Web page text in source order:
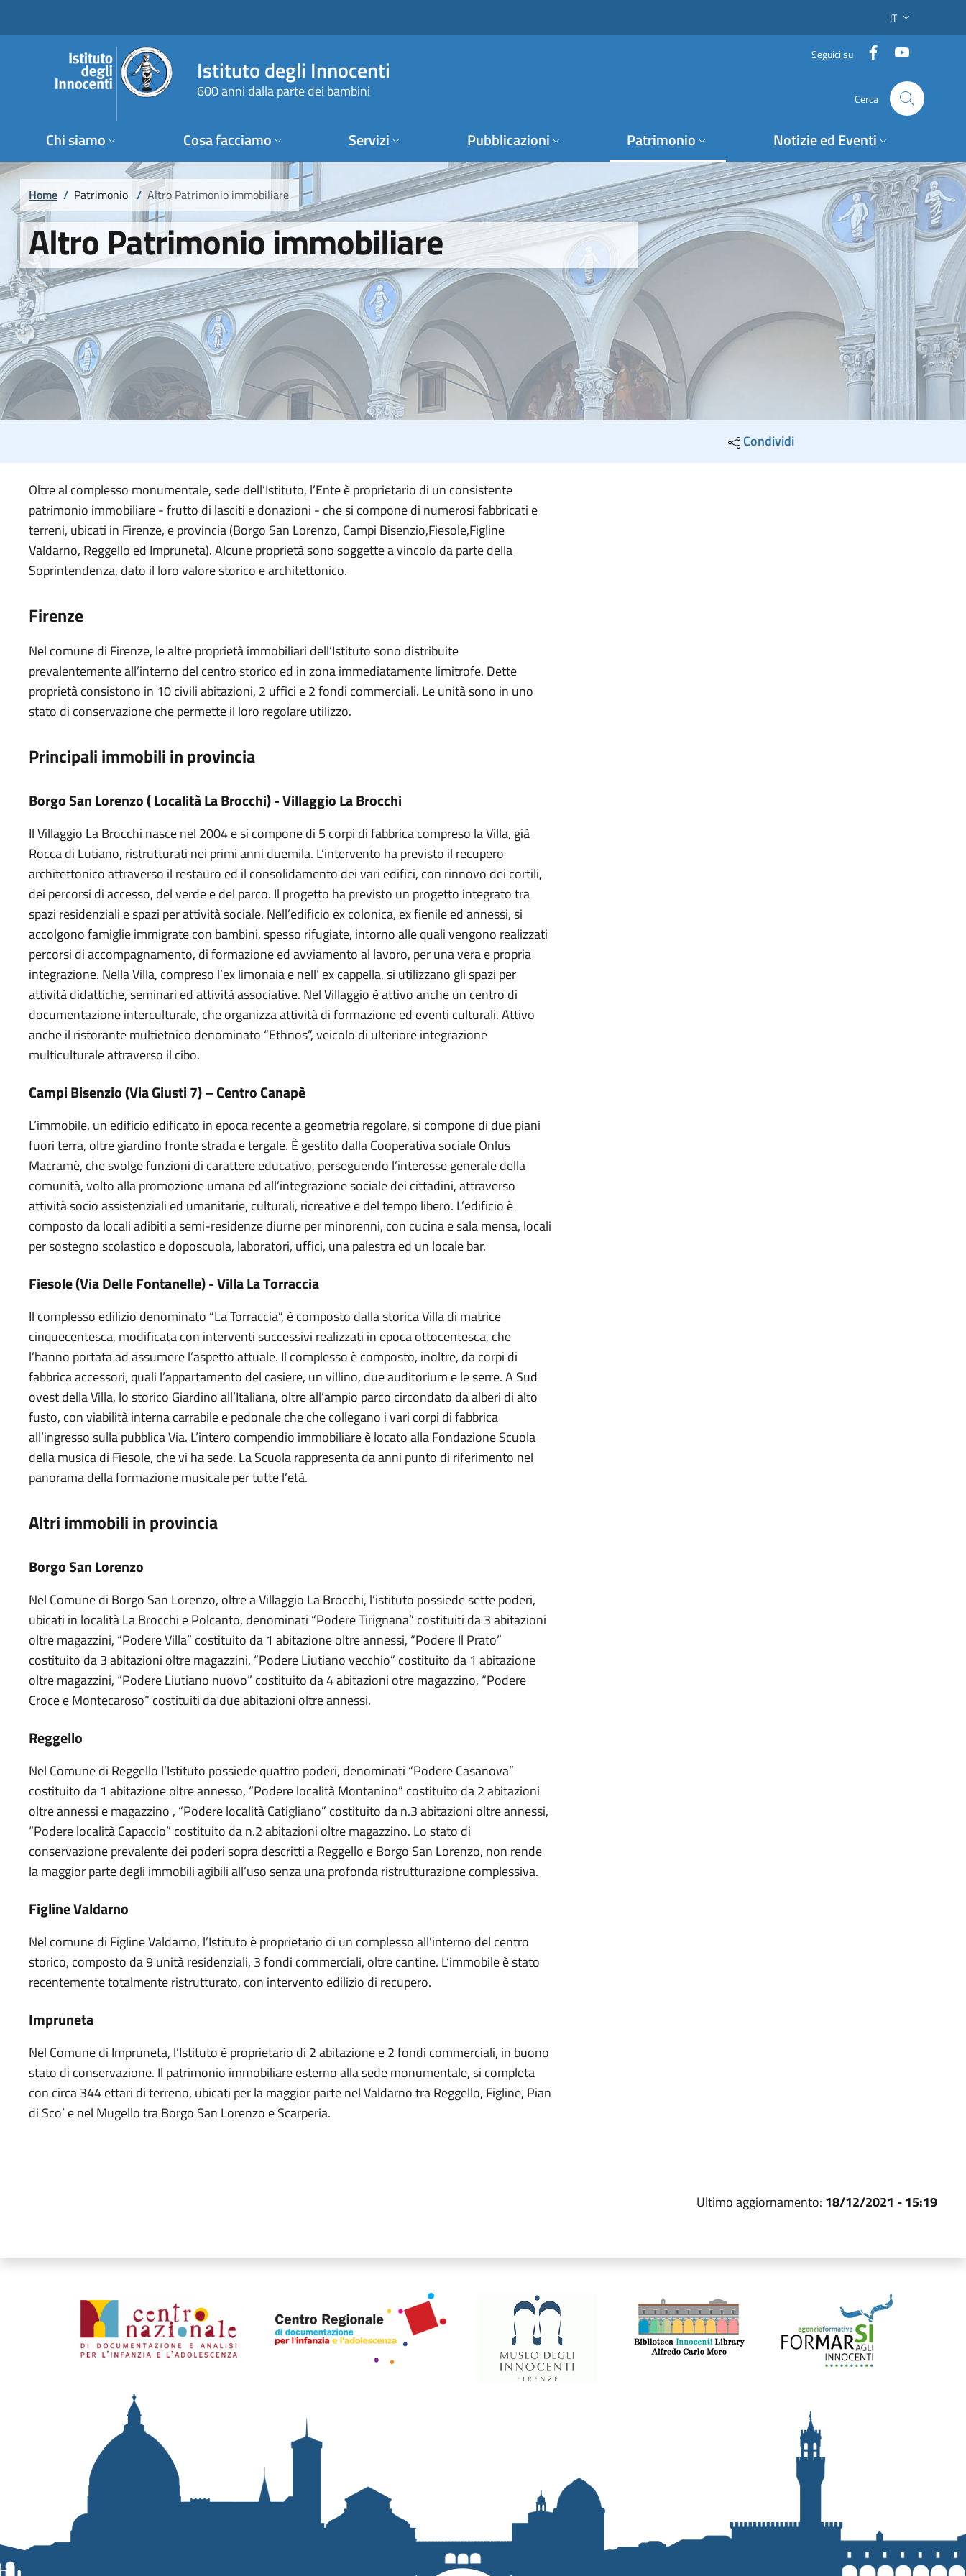
SELETTORE
IT
Istituto degli Innocenti
600 anni dalla parte dei bambini
Seguici su Facebook
Cerca
Chi siamo Cosa facciamo Servizi Pubblicazioni Patrimonio Notizie ed Eventi
Briciole di pane
Home / Patrimonio / Altro Patrimonio immobiliare
Altro Patrimonio immobiliare
Condividi
Oltre al complesso monumentale, sede dell’Istituto, l’Ente è proprietario di un consistente
patrimonio immobiliare - frutto di lasciti e donazioni - che si compone di numerosi fabbricati e
terreni, ubicati in Firenze, e provincia (Borgo San Lorenzo, Campi Bisenzio,Fiesole,Figline
Valdarno, Reggello ed Impruneta). Alcune proprietà sono soggette a vincolo da parte della
Soprintendenza, dato il loro valore storico e architettonico.
Firenze
Nel comune di Firenze, le altre proprietà immobiliari dell’Istituto sono distribuite
prevalentemente all’interno del centro storico ed in zona immediatamente limitrofe. Dette
proprietà consistono in 10 civili abitazioni, 2 uffici e 2 fondi commerciali. Le unità sono in uno
stato di conservazione che permette il loro regolare utilizzo.
Principali immobili in provincia
Borgo San Lorenzo ( Località La Brocchi) - Villaggio La Brocchi
Il Villaggio La Brocchi nasce nel 2004 e si compone di 5 corpi di fabbrica compreso la Villa, già
Rocca di Lutiano, ristrutturati nei primi anni duemila. L’intervento ha previsto il recupero
architettonico attraverso il restauro ed il consolidamento dei vari edifici, con rinnovo dei cortili,
dei percorsi di accesso, del verde e del parco. Il progetto ha previsto un progetto integrato tra
spazi residenziali e spazi per attività sociale. Nell’edificio ex colonica, ex fienile ed annessi, si
accolgono famiglie immigrate con bambini, spesso rifugiate, intorno alle quali vengono realizzati
percorsi di accompagnamento, di formazione ed avviamento al lavoro, per una vera e propria
integrazione. Nella Villa, compreso l’ex limonaia e nell’ ex cappella, si utilizzano gli spazi per
attività didattiche, seminari ed attività associative. Nel Villaggio è attivo anche un centro di
documentazione interculturale, che organizza attività di formazione ed eventi culturali. Attivo
anche il ristorante multietnico denominato “Ethnos”, veicolo di ulteriore integrazione
multiculturale attraverso il cibo.
Campi Bisenzio (Via Giusti 7) – Centro Canapè
L’immobile, un edificio edificato in epoca recente a geometria regolare, si compone di due piani
fuori terra, oltre giardino fronte strada e tergale. È gestito dalla Cooperativa sociale Onlus
Macramè, che svolge funzioni di carattere educativo, perseguendo l’interesse generale della
comunità, volto alla promozione umana ed all’integrazione sociale dei cittadini, attraverso
attività socio assistenziali ed umanitarie, culturali, ricreative e del tempo libero. L’edificio è
composto da locali adibiti a semi-residenze diurne per minorenni, con cucina e sala mensa, locali
per sostegno scolastico e doposcuola, laboratori, uffici, una palestra ed un locale bar.
Fiesole (Via Delle Fontanelle) - Villa La Torraccia
Il complesso edilizio denominato “La Torraccia”, è composto dalla storica Villa di matrice
cinquecentesca, modificata con interventi successivi realizzati in epoca ottocentesca, che
l’hanno portata ad assumere l’aspetto attuale. Il complesso è composto, inoltre, da corpi di
fabbrica accessori, quali l’appartamento del casiere, un villino, due auditorium e le serre. A Sud
ovest della Villa, lo storico Giardino all’Italiana, oltre all’ampio parco circondato da alberi di alto
fusto, con viabilità interna carrabile e pedonale che che collegano i vari corpi di fabbrica
all’ingresso sulla pubblica Via. L’intero compendio immobiliare è locato alla Fondazione Scuola
della musica di Fiesole, che vi ha sede. La Scuola rappresenta da anni punto di riferimento nel
panorama della formazione musicale per tutte l’età.
Altri immobili in provincia
Borgo San Lorenzo
Nel Comune di Borgo San Lorenzo, oltre a Villaggio La Brocchi, l’istituto possiede sette poderi,
ubicati in località La Brocchi e Polcanto, denominati “Podere Tirignana” costituiti da 3 abitazioni
oltre magazzini, “Podere Villa” costituito da 1 abitazione oltre annessi, “Podere Il Prato”
costituito da 3 abitazioni oltre magazzini, “Podere Liutiano vecchio” costituito da 1 abitazione
oltre magazzini, “Podere Liutiano nuovo” costituito da 4 abitazioni otre magazzino, “Podere
Croce e Montecaroso” costituiti da due abitazioni oltre annessi.
Reggello
Nel Comune di Reggello l’Istituto possiede quattro poderi, denominati “Podere Casanova”
costituito da 1 abitazione oltre annesso, “Podere località Montanino” costituito da 2 abitazioni
oltre annessi e magazzino , “Podere località Catigliano” costituito da n.3 abitazioni oltre annessi,
“Podere località Capaccio” costituito da n.2 abitazioni oltre magazzino. Lo stato di
conservazione prevalente dei poderi sopra descritti a Reggello e Borgo San Lorenzo, non rende
la maggior parte degli immobili agibili all’uso senza una profonda ristrutturazione complessiva.
Figline Valdarno
Nel comune di Figline Valdarno, l’Istituto è proprietario di un complesso all’interno del centro
storico, composto da 9 unità residenziali, 3 fondi commerciali, oltre cantine. L’immobile è stato
recentemente totalmente ristrutturato, con intervento edilizio di recupero.
Impruneta
Nel Comune di Impruneta, l’Istituto è proprietario di 2 abitazione e 2 fondi commerciali, in buono
stato di conservazione. Il patrimonio immobiliare esterno alla sede monumentale, si completa
con circa 344 ettari di terreno, ubicati per la maggior parte nel Valdarno tra Reggello, Figline, Pian
di Sco’ e nel Mugello tra Borgo San Lorenzo e Scarperia.
Ultimo aggiornamento: 18/12/2021 - 15:19
Organismi collegati